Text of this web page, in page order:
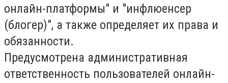
онлайн-платформы" и "инфлюенсер
(блогер)", а также определяет их права и
обязанности.
Предусмотрена административная
ответственность пользователей онлайн-